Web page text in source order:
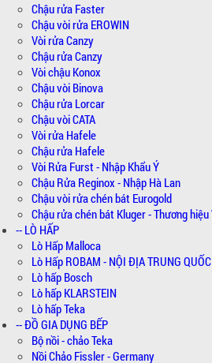
Chậu rửa Faster
Chậu vòi rửa EROWIN
Vòi rửa Canzy
Chậu rửa Canzy
Vòi chậu Konox
Chậu vòi Binova
Chậu rửa Lorcar
Chậu vòi CATA
Vòi rửa Hafele
Chậu rửa Hafele
Vòi Rửa Furst - Nhập Khẩu Ý
Chậu Rửa Reginox - Nhập Hà Lan
Chậu vòi rửa chén bát Eurogold
Chậu rửa chén bát Kluger - Thương
-- LÒ HẤP
Lò Hấp Malloca
Lò Hấp ROBAM - NỘI ĐỊA TRUNG QUỐC
Lò hấp Bosch
Lò hấp KLARSTEIN
Lò hấp Teka
-- ĐỒ GIA DỤNG BẾP
Bộ nồi - chảo Teka
Nồi Chảo Fissler - Germany